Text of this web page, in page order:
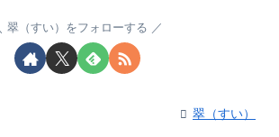
翠（すい）をフォローする
翠（すい）